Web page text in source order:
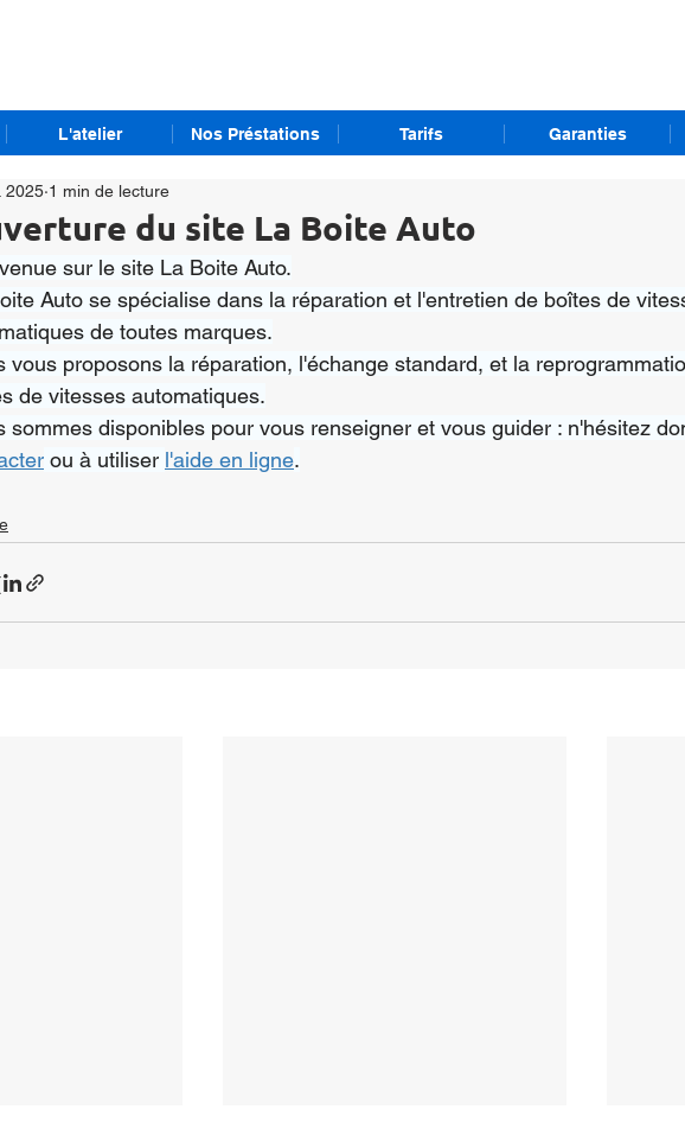
L'atelier Nos Préstations Tarifs Garanties
du site La Boite Auto
2025 1 min de lecture
sur le site La Boite Auto.
Auto se spécialise dans la réparation et l'entretien de boîtes de
de toutes marques.
vous proposons la réparation, l'échange standard, et la
de vitesses automatiques.
sommes disponibles pour vous renseigner et vous guider : n'hésitez
ou à utiliser l'aide en ligne.